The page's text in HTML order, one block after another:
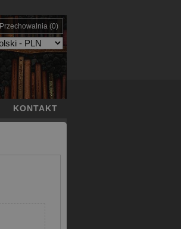
Przechowalnia (0)
KONTAKT